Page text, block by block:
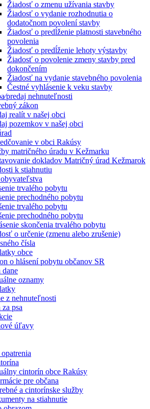
Žiadosť o zmenu užívania stavby
Žiadosť o vydanie rozhodnutia o
dodatočnom povolení stavby
Žiadosť o predĺženie platnosti stavebného
povolenia
Žiadosť o predĺženie lehoty výstavby
Žiadosť o povolenie zmeny stavby pred
dokončením
Žiadosť na vydanie stavebného povolenia
Čestné vyhlásenie k veku stavby
nehnuteľnosti
zákon
realít v našej obci
pozemkov v našej obci
v obci Rakúsy
matričného úradu v Kežmarku
dokladov Matričný úrad Kežmarok
k stiahnutiu
trvalého pobytu
prechodného pobytu
trvalého pobytu
prechodného pobytu
skončenia trvalého pobytu
o určenie (zmenu alebo zrušenie)
čísla
obce
o hlásení pobytu občanov SR
dane
oznamy
z nehnuteľnosti
psa
úľavy
cintorín obce Rakúsy
pre občana
a cintorínske služby
na stiahnutie